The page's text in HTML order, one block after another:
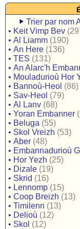
Trier par nom
• Keit Vimp Bev
• Al Liamm (190)
• An Here (136)
• TES (131)
• An Alarc'h
• Mouladurioù Hor
• Bannoù-Heol (86)
• Sav-Heol (79)
• Al Lanv (68)
• Yoran Embanner
• Beluga (55)
• Skol Vreizh (53)
• Aber (48)
• Embannadurioù
• Hor Yezh (25)
• Dizale (19)
• Skrid (16)
• Lennomp (15)
• Coop Breizh (13)
• Timilenn (13)
• Delioù (12)
• Skol (12)